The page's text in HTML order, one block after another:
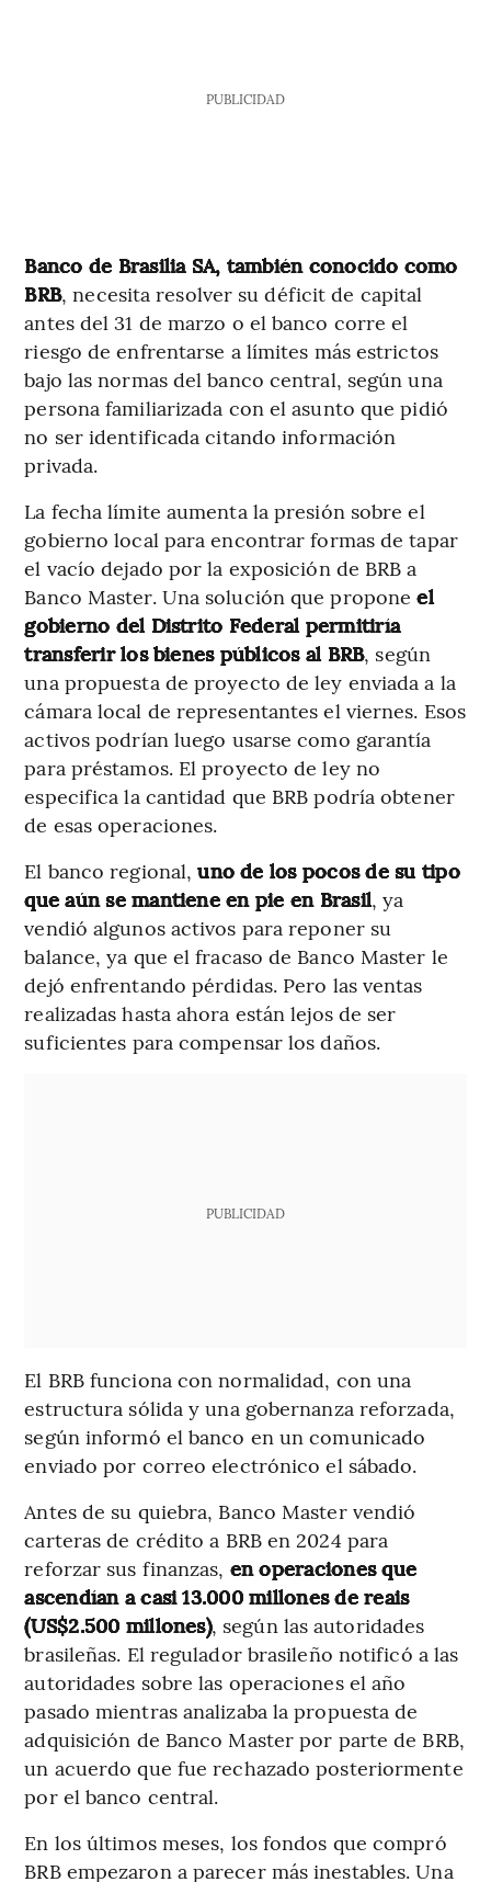
PUBLICIDAD
Banco de Brasilia SA, también conocido como
BRB, necesita resolver su déficit de capital
antes del 31 de marzo o el banco corre el
riesgo de enfrentarse a límites más estrictos
bajo las normas del banco central, según una
persona familiarizada con el asunto que pidió
no ser identificada citando información
privada.
La fecha límite aumenta la presión sobre el
gobierno local para encontrar formas de tapar
el vacío dejado por la exposición de BRB a
Banco Master. Una solución que proponeel
gobierno del Distrito Federal permitiría
transferir los bienes públicos al BRB, según
una propuesta de proyecto de ley enviada a la
cámara local de representantes el viernes. Esos
activos podrían luego usarse como garantía
para préstamos. El proyecto de ley no
especifica la cantidad que BRB podría obtener
de esas operaciones.
El banco regional,uno de los pocos de su tipo
que aún se mantiene en pie en Brasil, ya
vendió algunos activos para reponer su
balance, ya que el fracaso de Banco Master le
dejó enfrentando pérdidas. Pero las ventas
realizadas hasta ahora están lejos de ser
suficientes para compensar los daños.
PUBLICIDAD
El BRB funciona con normalidad, con una
estructura sólida y una gobernanza reforzada,
según informó el banco en un comunicado
enviado por correo electrónico el sábado.
Antes de su quiebra, Banco Master vendió
carteras de crédito a BRB en 2024 para
reforzar sus finanzas, en operaciones que
ascendían a casi 13.000 millones de reais
(US$2.500 millones), según las autoridades
brasileñas. El regulador brasileño notificó a las
autoridades sobre las operaciones el año
pasado mientras analizaba la propuesta de
adquisición de Banco Master por parte de BRB,
un acuerdo que fue rechazado posteriormente
por el banco central.
En los últimos meses, los fondos que compró
BRB empezaron a parecer más inestables. Una